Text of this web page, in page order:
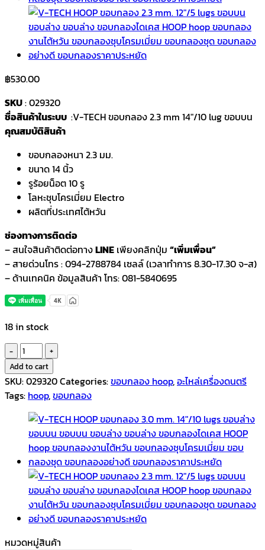
฿530.00
SKU: 029320
ชื่อสินค้าในระบบ :V-TECH ขอบกลอง 2.3 mm 14″/10 lug ขอบบน
คุณสมบัติสินค้า
ขอบกลองหนา 2.3 มม.
ขนาด 14 นิ้ว
รูร้อยน็อต 10 รู
โลหะชุบโครเมี่ยม Electro
ผลิตที่ประเทศไต้หวัน
ช่องทางการติดต่อ
– สนใจสินค้าติดต่อทางLINE เพียงคลิกปุ่ม “เพิ่มเพื่อน”
– สายด่วนโทร : 094-2788784 เซลล์ (เวลาทำการ 8.30-17.30 จ-ส)
– ด้านเทคนิค ข้อมูลสินค้า โทร: 081-5840695
18 in stock
V-
TECH
HOOP
ขอบ
2.3
mm.
14″/10
lugs
ขอบ
บน
quantity
Add to cart
SKU:029320Categories:ขอบกลอง hoop,อะไหล่เครื่องดนตรี
Tags: hoop,ขอบกลอง
หมวดหมู่สินค้า